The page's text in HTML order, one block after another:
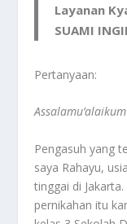
Layanan
SUAMI
Pertanyaan:
Pengasuh yang
saya Rahayu,
tinggai di
pernikahan itu